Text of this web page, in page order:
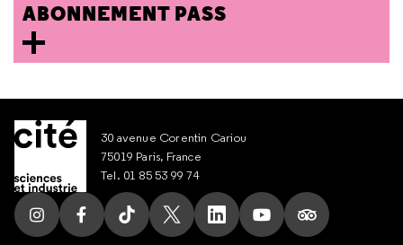
ABONNEMENT PASS
30 avenue Corentin Cariou
75019 Paris, France
Tel. 01 85 53 99 74
Suivez nous sur Instagram
Suivez nous sur Facebook
Suivez nous sur Tik Tok
Suivez nous sur X
Suivez nous sur LinkedIn
Suivez nous sur
Suivez nous